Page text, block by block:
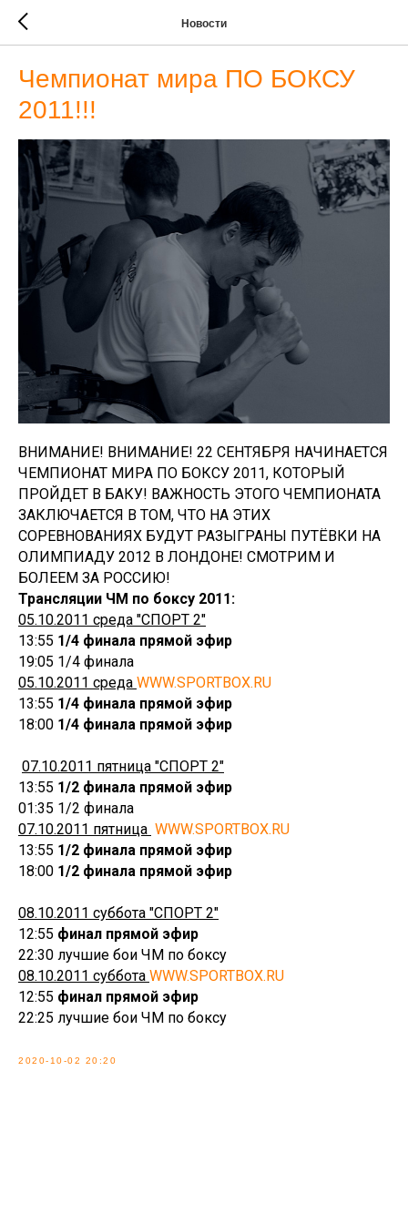
Новости
Чемпионат мира ПО БОКСУ
2011!!!
ВНИМАНИЕ! ВНИМАНИЕ! 22 СЕНТЯБРЯ НАЧИНАЕТСЯ
ЧЕМПИОНАТ МИРА ПО БОКСУ 2011, КОТОРЫЙ
ПРОЙДЕТ В БАКУ! ВАЖНОСТЬ ЭТОГО ЧЕМПИОНАТА
ЗАКЛЮЧАЕТСЯ В ТОМ, ЧТО НА ЭТИХ
СОРЕВНОВАНИЯХ БУДУТ РАЗЫГРАНЫ ПУТЁВКИ НА
ОЛИМПИАДУ 2012 В ЛОНДОНЕ! СМОТРИМ И
БОЛЕЕМ ЗА РОССИЮ!
Трансляции ЧМ по боксу 2011:
05.10.2011 среда "СПОРТ 2"
13:55 1/4 финала прямой эфир
19:05 1/4 финала
05.10.2011 среда WWW.SPORTBOX.RU
13:55 1/4 финала прямой эфир
18:00 1/4 финала прямой эфир
07.10.2011 пятница "СПОРТ 2"
13:55 1/2 финала прямой эфир
01:35 1/2 финала
07.10.2011 пятница WWW.SPORTBOX.RU
13:55 1/2 финала прямой эфир
18:00 1/2 финала прямой эфир
08.10.2011 суббота "СПОРТ 2"
12:55 финал прямой эфир
22:30 лучшие бои ЧМ по боксу
08.10.2011 суббота WWW.SPORTBOX.RU
12:55 финал прямой эфир
22:25 лучшие бои ЧМ по боксу
2020-10-02 20:20